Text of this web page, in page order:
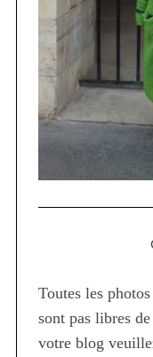
Toutes les
sont pas libres
votre blog